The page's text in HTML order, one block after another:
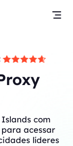
com
acessar
líderes